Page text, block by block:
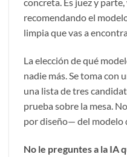
recomendando el
limpia que vas a
La elección de qué
nadie más. Se toma con
una lista de tres
prueba sobre la mesa.
por diseño— del modelo
No le preguntes a la IA